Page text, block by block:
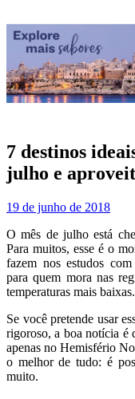
7 destinos
julho e
19 de junho de 2018
O mês de julho está
Para muitos, esse é o
fazem nos estudos
para quem mora nas
temperaturas mais baixas.
Se você pretende usar
rigoroso, a boa notícia é
apenas no Hemisfério
o melhor de tudo: é
muito.